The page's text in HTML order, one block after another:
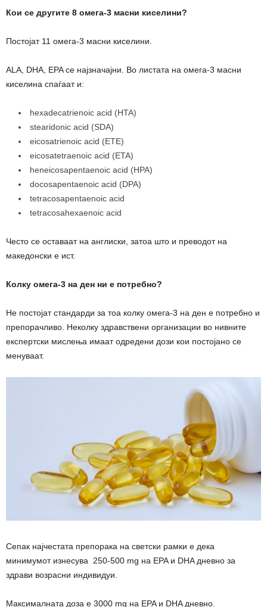
Кои се другите 8 омега-3 масни киселини?
Постојат 11 омега-3 масни киселини.
ALA, DHA, EPA се најзначајни. Во листата на омега-3 масни
киселина спаѓаат и:
hexadecatrienoic acid (HTA)
stearidonic acid (SDA)
eicosatrienoic acid (ETE)
eicosatetraenoic acid (ETA)
heneicosapentaenoic acid (HPA)
docosapentaenoic acid (DPA)
tetracosapentaenoic acid
tetracosahexaenoic acid
Често се оставаат на англиски, затоа што и преводот на
македонски е ист.
Колку омега-3 на ден ни е потребно?
Не постојат стандарди за тоа колку омега-3 на ден е потребно и
препорачливо. Неколку здравствени организации во нивните
експертски мислења имаат одредени дози кои постојано се
менуваат.
Сепак најчестата препорака на светски рамки е дека
минимумот изнесува 250-500 mg на EPA и DHA дневно за
здрави возрасни индивидуи.
Максималната доза е 3000 mg на EPA и DHA дневно.